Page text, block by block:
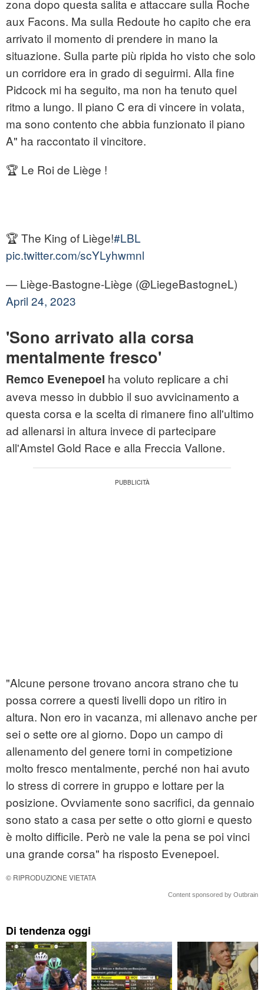
zona dopo questa salita e attaccare sulla Roche
aux Facons. Ma sulla Redoute ho capito che era
arrivato il momento di prendere in mano la
situazione. Sulla parte più ripida ho visto che solo
un corridore era in grado di seguirmi. Alla fine
Pidcock mi ha seguito, ma non ha tenuto quel
ritmo a lungo. Il piano C era di vincere in volata,
ma sono contento che abbia funzionato il piano
A" ha raccontato il vincitore.
🏆 Le Roi de Liège !
🏆 The King of Liège!#LBL
pic.twitter.com/scYLyhwmnl
— Liège-Bastogne-Liège (@LiegeBastogneL)
April 24, 2023
'Sono arrivato alla corsa
mentalmente fresco'
Remco Evenepoel ha voluto replicare a chi
aveva messo in dubbio il suo avvicinamento a
questa corsa e la scelta di rimanere fino all'ultimo
ad allenarsi in altura invece di partecipare
all'Amstel Gold Race e alla Freccia Vallone.
"Alcune persone trovano ancora strano che tu
possa correre a questi livelli dopo un ritiro in
altura. Non ero in vacanza, mi allenavo anche per
sei o sette ore al giorno. Dopo un campo di
allenamento del genere torni in competizione
molto fresco mentalmente, perché non hai avuto
lo stress di correre in gruppo e lottare per la
posizione. Ovviamente sono sacrifici, da gennaio
sono stato a casa per sette o otto giorni e questo
è molto difficile. Però ne vale la pena se poi vinci
una grande corsa" ha risposto Evenepoel.
© RIPRODUZIONE VIETATA
Content sponsored by Outbrain
Di tendenza oggi